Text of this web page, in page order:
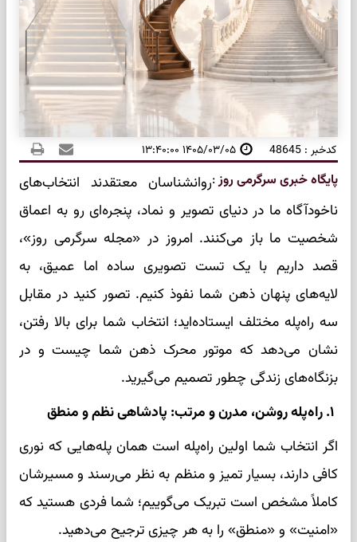
کدخبر : 48645 ۱۴۰۵/۰۳/۰۵ ۱۳:۴۰:۰۰
پایگاه خبری سرگرمی روز:روانشناسان معتقدند انتخاب‌های
ناخودآگاه ما در دنیای تصویر و نماد، پنجره‌ای رو به اعماق
شخصیت ما باز می‌کنند. امروز در «مجله سرگرمی روز»،
قصد داریم با یک تست تصویری ساده اما عمیق، به
لایه‌های پنهان ذهن شما نفوذ کنیم. تصور کنید در مقابل
سه راه‌پله مختلف ایستاده‌اید؛ انتخاب شما برای بالا رفتن،
نشان می‌دهد که موتور محرک ذهن شما چیست و در
بزنگاه‌های زندگی چطور تصمیم می‌گیرید.
اگر انتخاب شما اولین راه‌پله است همان پله‌هایی که نوری
کافی دارند، بسیار تمیز و منظم به نظر می‌رسند و مسیرشان
کاملاً مشخص است تبریک می‌گوییم؛ شما فردی هستید که
«امنیت» و «منطق» را به هر چیزی ترجیح می‌دهید.